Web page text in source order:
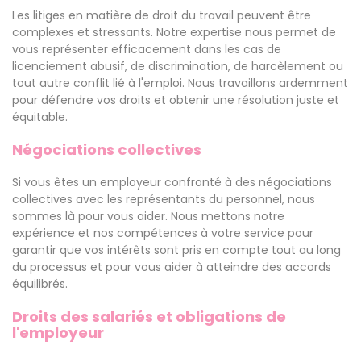
Les litiges en matière de droit du travail peuvent être
complexes et stressants. Notre expertise nous permet de
vous représenter efficacement dans les cas de
licenciement abusif, de discrimination, de harcèlement ou
tout autre conflit lié à l'emploi. Nous travaillons ardemment
pour défendre vos droits et obtenir une résolution juste et
équitable.
Négociations collectives
Si vous êtes un employeur confronté à des négociations
collectives avec les représentants du personnel, nous
sommes là pour vous aider. Nous mettons notre
expérience et nos compétences à votre service pour
garantir que vos intérêts sont pris en compte tout au long
du processus et pour vous aider à atteindre des accords
équilibrés.
Droits des salariés et obligations de
l'employeur